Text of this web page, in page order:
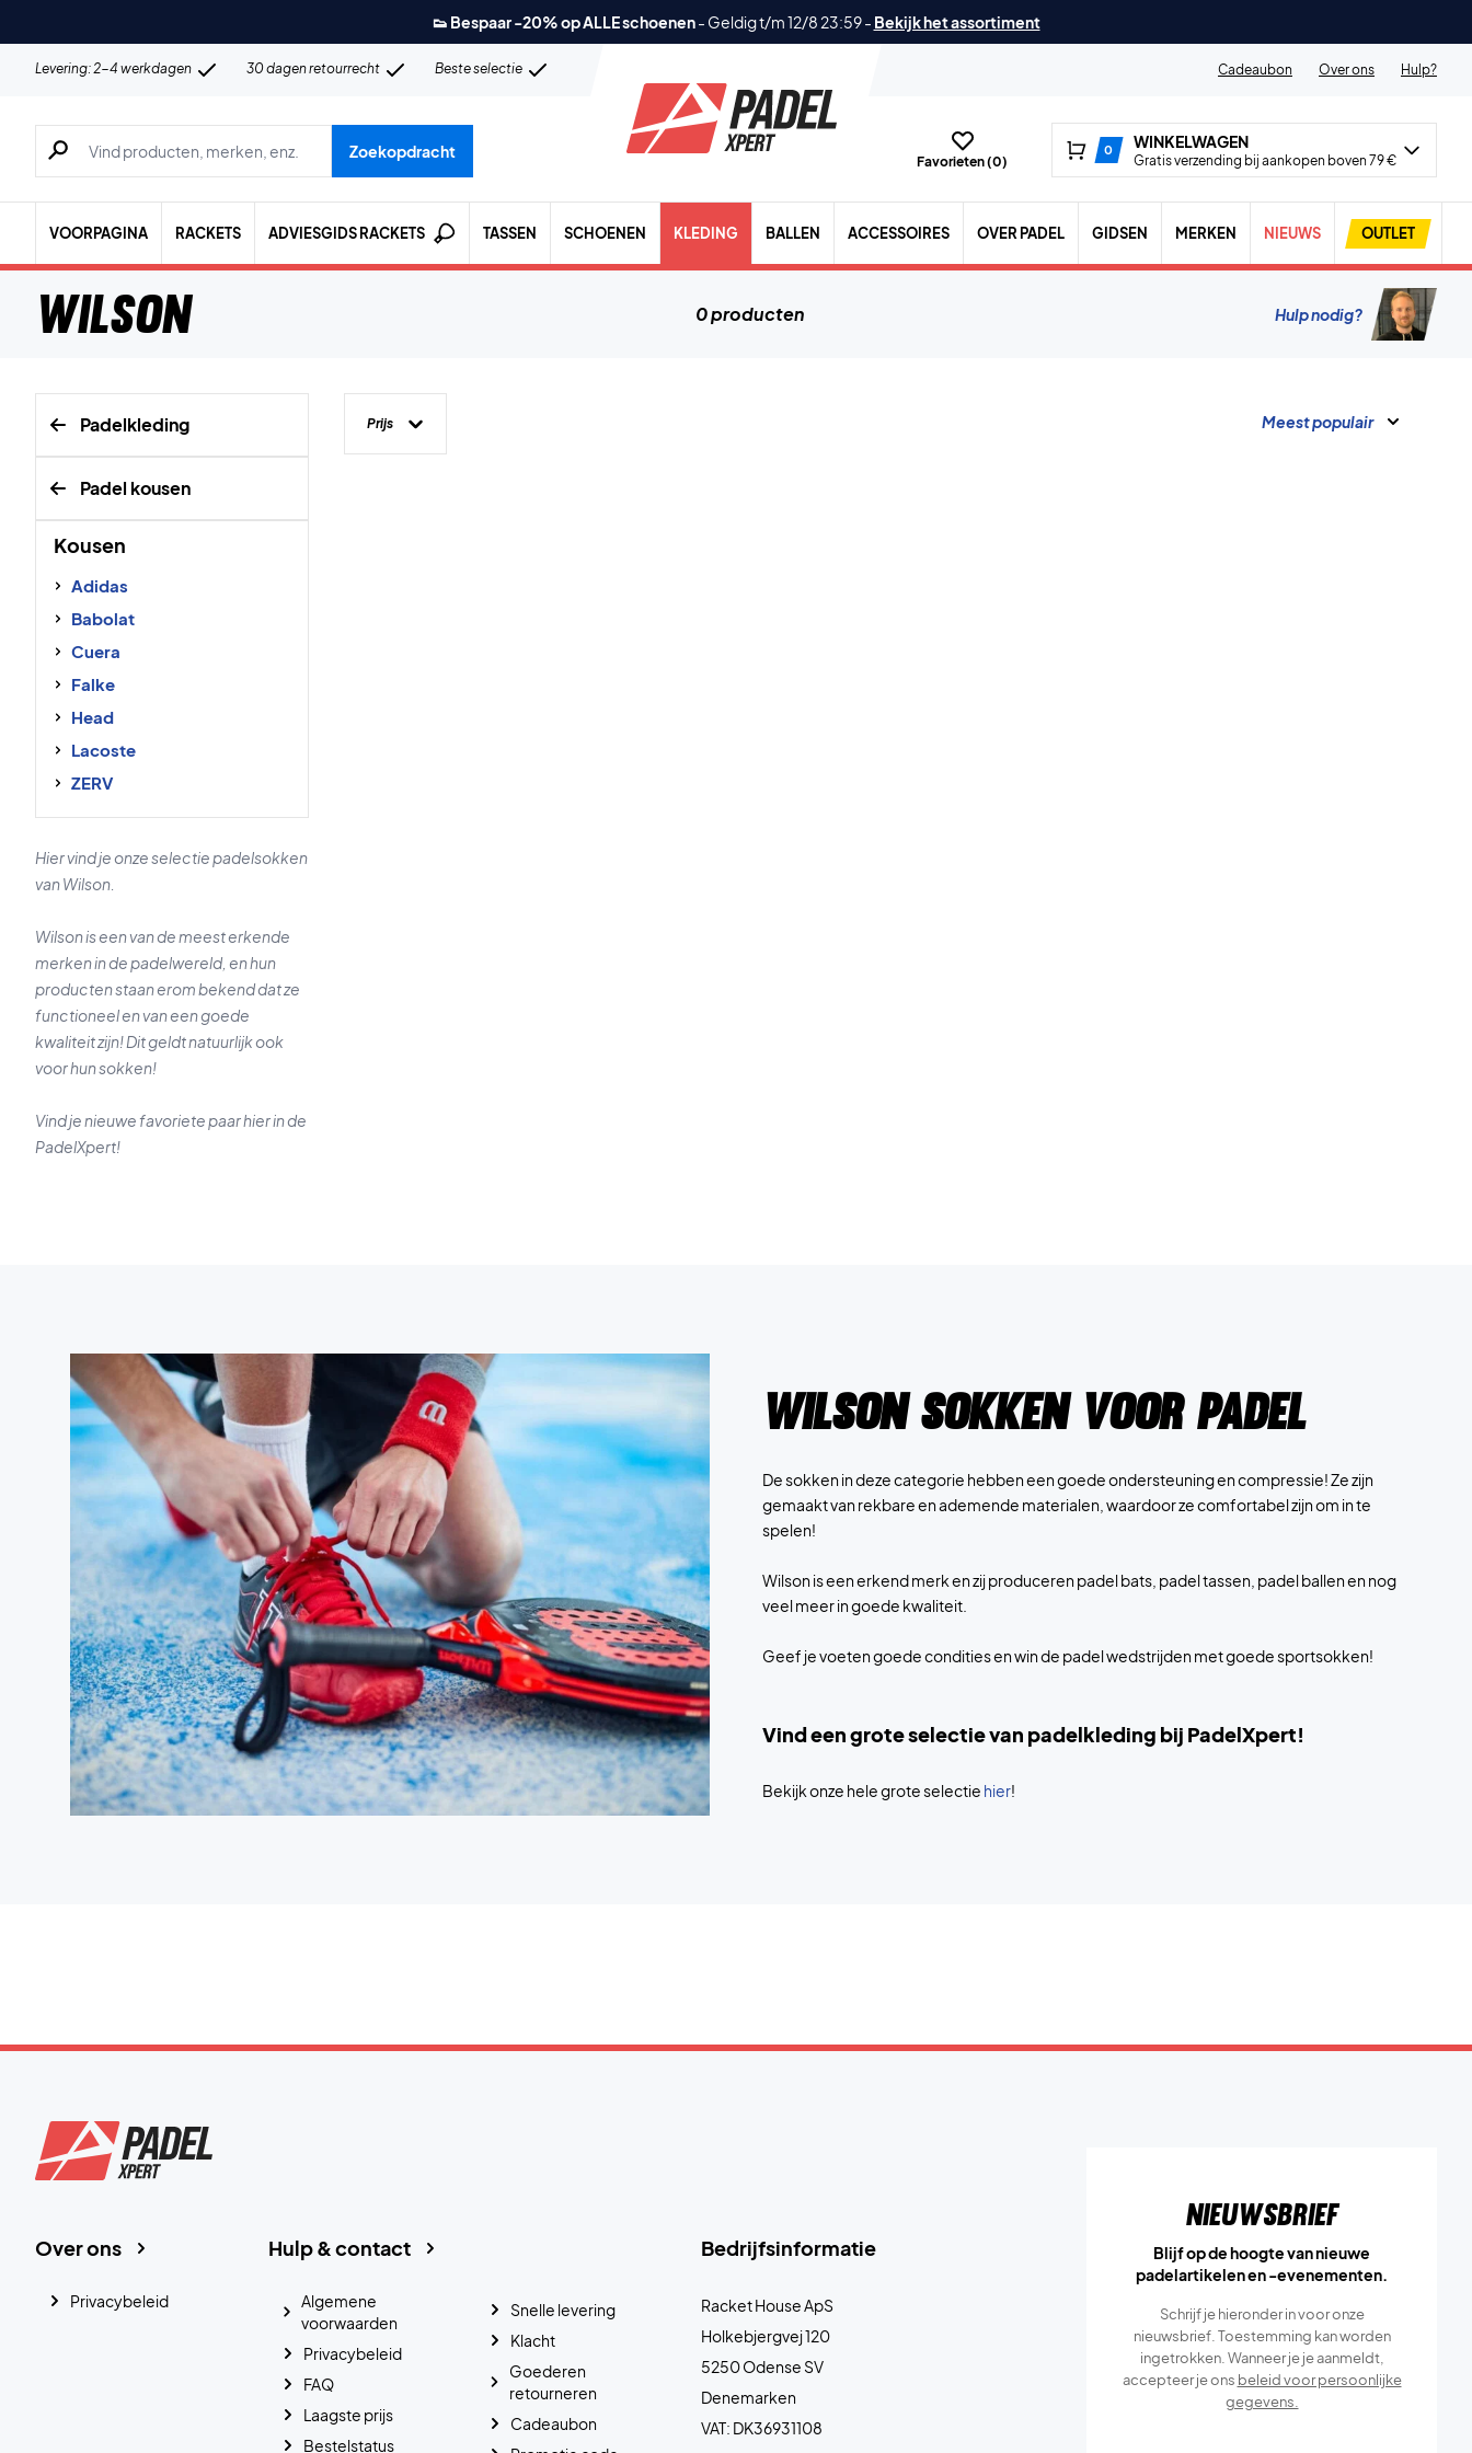
👟 Bespaar -20% op ALLE schoenen- Geldig t/m 12/8 23:59- Bekijk het assortiment
Levering: 2-4 werkdagen 30 dagen retourrecht Beste selectie Cadeaubon Over ons Hulp?
Zoeken naar producten, merken etc.
Zoekopdracht
Favorieten (0)
0 WINKELWAGEN
Gratis verzending bij aankopen boven 79 €
VOORPAGINA RACKETS ADVIESGIDS RACKETS TASSEN SCHOENEN KLEDING BALLEN ACCESSOIRES OVER PADEL GIDSEN MERKEN NIEUWS OUTLET
Wilson 0 producten Hulp nodig?
Padelkleding
Padel kousen
Kousen
Adidas
Babolat
Cuera
Falke
Head
Lacoste
ZERV
Hier vind je onze selectie padelsokken
van Wilson.
Wilson is een van de meest erkende
merken in de padelwereld, en hun
producten staan erom bekend dat ze
functioneel en van een goede
kwaliteit zijn! Dit geldt natuurlijk ook
voor hun sokken!
Vind je nieuwe favoriete paar hier in de
PadelXpert!
Prijs Meest populair
Wilson Sokken voor Padel
De sokken in deze categorie hebben een goede ondersteuning en compressie! Ze zijn
gemaakt van rekbare en ademende materialen, waardoor ze comfortabel zijn om in te
spelen!
Wilson is een erkend merk en zij produceren padel bats, padel tassen, padel ballen en nog
veel meer in goede kwaliteit.
Geef je voeten goede condities en win de padel wedstrijden met goede sportsokken!
Vind een grote selectie van padelkleding bij PadelXpert!
Bekijk onze hele grote selectie hier!
Bedrijfsinformatie
Racket House ApS
Holkebjergvej 120
5250 Odense SV
Denemarken
VAT: DK36931108
Hulp & contact
Algemene
voorwaarden
Privacybeleid
FAQ
Laagste prijs
Bestelstatus
Snelle levering
Klacht
Goederen
retourneren
Cadeaubon
Over ons
Privacybeleid
Nieuwsbrief
Blijf op de hoogte van nieuwe
padelartikelen en -evenementen.
Schrijf je hieronder in voor onze
nieuwsbrief. Toestemming kan worden
ingetrokken. Wanneer je je aanmeldt,
accepteer je ons beleid voor persoonlijke
gegevens.